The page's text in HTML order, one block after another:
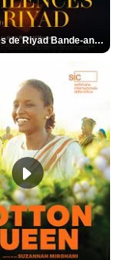
Les Silences de Riyad Bande-annonce VO STFR